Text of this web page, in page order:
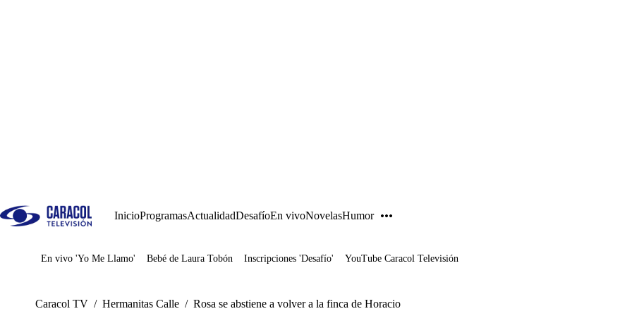
InicioProgramasActualidadDesafíoEn vivoNovelasHumor
Juegos
En vivo 'Yo Me Llamo' Bebé de Laura Tobón Inscripciones 'Desafío' YouTube Caracol Televisión
Caracol TV / Hermanitas Calle / Rosa se abstiene a volver a la finca de Horacio